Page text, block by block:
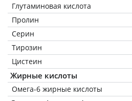
Глутаминовая кислота
Пролин
Серин
Тирозин
Цистеин
Жирные кислоты
Омега-6 жирные кислоты